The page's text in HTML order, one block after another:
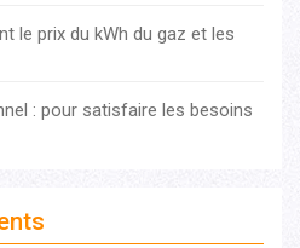
le prix du kWh du gaz et les
: pour satisfaire les besoins